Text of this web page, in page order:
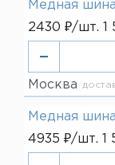
100 мм
120 мм
Медная
2430 ₽/шт. 1
Москва
Медная
4935 ₽/шт. 1